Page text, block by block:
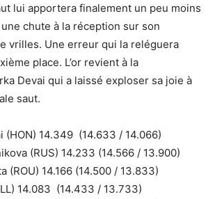
lui apportera finalement un peu moins
chute à la réception sur son
vrilles. Une erreur qui la reléguera
place. L’or revient à la
Devai qui a laissé exploser sa joie à
saut.
(HON) 14.349 (14.633 / 14.066)
(RUS) 14.233 (14.566 / 13.900)
(ROU) 14.166 (14.500 / 13.833)
14.083 (14.433 / 13.733)